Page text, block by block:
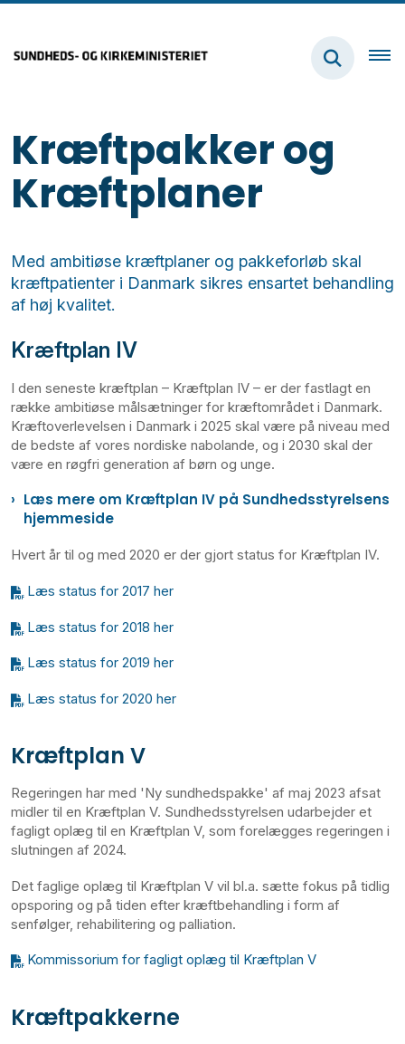
Kræftpakker og
Kræftplaner
Med ambitiøse kræftplaner og pakkeforløb skal
kræftpatienter i Danmark sikres ensartet behandling
af høj kvalitet.
Kræftplan IV
I den seneste kræftplan – Kræftplan IV – er der fastlagt en
række ambitiøse målsætninger for kræftområdet i Danmark.
Kræftoverlevelsen i Danmark i 2025 skal være på niveau med
de bedste af vores nordiske nabolande, og i 2030 skal der
være en røgfri generation af børn og unge.
Læs mere om Kræftplan IV på Sundhedsstyrelsens
hjemmeside
Hvert år til og med 2020 er der gjort status for Kræftplan IV.
Læs status for 2017 her
Læs status for 2018 her
Læs status for 2019 her
Læs status for 2020 her
Kræftplan V
Regeringen har med 'Ny sundhedspakke' af maj 2023 afsat
midler til en Kræftplan V. Sundhedsstyrelsen udarbejder et
fagligt oplæg til en Kræftplan V, som forelægges regeringen i
slutningen af 2024.
Det faglige oplæg til Kræftplan V vil bl.a. sætte fokus på tidlig
opsporing og på tiden efter kræftbehandling i form af
senfølger, rehabilitering og palliation.
Kommissorium for fagligt oplæg til Kræftplan V
Kræftpakkerne